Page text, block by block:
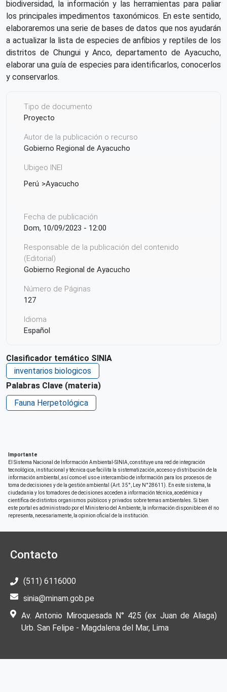
biodiversidad, la información y las herramientas para paliar
los principales impedimentos taxonómicos. En este sentido,
elaboraremos una serie de bases de datos que nos ayudarán
a actualizar la lista de especies de anfibios y reptiles de los
distritos de Chungui y Anco, departamento de Ayacucho,
elaborar una guía de especies para identificarlos, conocerlos
y conservarlos.
Tipo de documento
Proyecto
Autor de la publicación o recurso
Gobierno Regional de Ayacucho
Ubigeo INEI
Perú
Ayacucho
Fecha de publicación
Dom, 10/09/2023 - 12:00
Responsable de la publicación del contenido
(Editorial)
Gobierno Regional de Ayacucho
Número de Páginas
127
Idioma
Español
Acceso irrestricto a todo su contenido
Repositorio de origen
SIAR Ayacucho
Clasificador temático SINIA
inventarios biologicos
Palabras Clave (materia)
Fauna Herpetológica
Importante
El Sistema Nacional de Información Ambiental-SINIA, constituye una red de integración
tecnológica, institucional y técnica que facilita la sistematización, acceso y distribución de la
información ambiental, así como el uso e intercambio de información para los procesos de
toma de decisiones y de la gestión ambiental (Art. 35°, Ley N°28611). En este sistema, la
ciudadania y los tomadores de decisiones acceden a información técnica, acedémica y
científica de distintos organismos públicos y privados sobre temas ambientales. Si bien
este portal es administrado por el Ministerio del Ambiente, la información disponible en él no
representa, necesariamente, la opinion oficial de la institución.
Contacto
(511) 6116000
sinia@minam.gob.pe
Av. Antonio Miroquesada N° 425 (ex Juan de Aliaga)
Urb. San Felipe - Magdalena del Mar, Lima